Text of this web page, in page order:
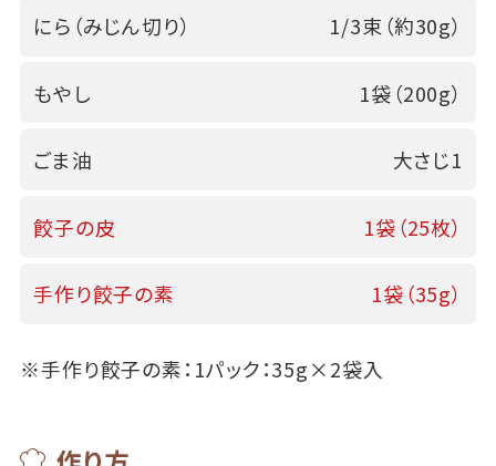
にら（みじん切り） 1/3束（約30g）
もやし 1袋（200g）
ごま油 大さじ1
餃子の皮 1袋（25枚）
手作り餃子の素 1袋（35g）
※手作り餃子の素：1パック：35g×2袋入